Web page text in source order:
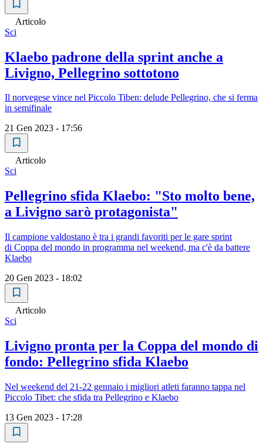
Articolo
Sci
Klaebo padrone della sprint anche a
Livigno, Pellegrino sottotono
Il norvegese vince nel Piccolo Tiben: delude Pellegrino, che si ferma
in semifinale
21 Gen 2023 - 17:56
Articolo
Sci
Pellegrino sfida Klaebo: "Sto molto bene,
a Livigno sarò protagonista"
Il campione valdostano è tra i grandi favoriti per le gare sprint
di Coppa del mondo in programma nel weekend, ma c'è da battere
Klaebo
20 Gen 2023 - 18:02
Articolo
Sci
Livigno pronta per la Coppa del mondo di
fondo: Pellegrino sfida Klaebo
Nel weekend del 21-22 gennaio i migliori atleti faranno tappa nel
Piccolo Tibet: che sfida tra Pellegrino e Klaebo
13 Gen 2023 - 17:28